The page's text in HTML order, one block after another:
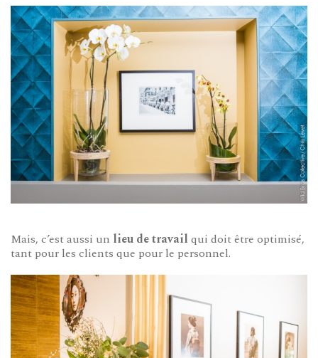
Mais, c’est aussi un lieu de travail qui doit être optimisé,
tant pour les clients que pour le personnel.